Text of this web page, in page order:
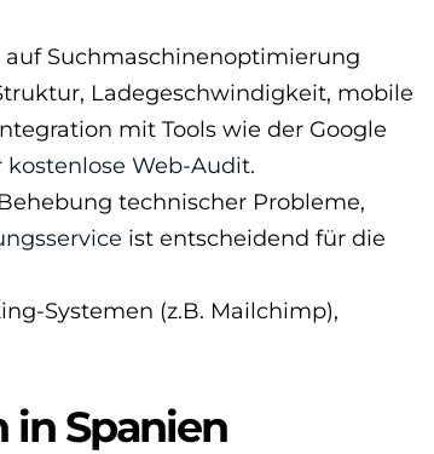
auf Suchmaschinenoptimierung
Ladegeschwindigkeit, mobile
mit Tools wie der Google
kostenlose Web-Audit.
technischer Probleme,
ist entscheidend für die
Systemen (z.B. Mailchimp),
in Spanien